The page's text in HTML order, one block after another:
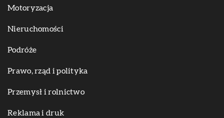
Motoryzacja
Nieruchomości
Podróże
Prawo, rząd i polityka
Przemysł i rolnictwo
Reklama i druk